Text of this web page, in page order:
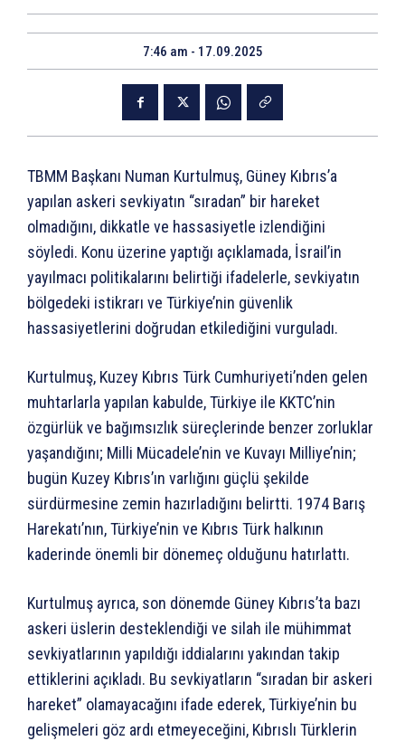
7:46 am - 17.09.2025
TBMM Başkanı Numan Kurtulmuş, Güney Kıbrıs’a
yapılan askeri sevkiyatın “sıradan” bir hareket
olmadığını, dikkatle ve hassasiyetle izlendiğini
söyledi. Konu üzerine yaptığı açıklamada, İsrail’in
yayılmacı politikalarını belirtiği ifadelerle, sevkiyatın
bölgedeki istikrarı ve Türkiye’nin güvenlik
hassasiyetlerini doğrudan etkilediğini vurguladı.
Kurtulmuş, Kuzey Kıbrıs Türk Cumhuriyeti’nden gelen
muhtarlarla yapılan kabulde, Türkiye ile KKTC’nin
özgürlük ve bağımsızlık süreçlerinde benzer zorluklar
yaşandığını; Milli Mücadele’nin ve Kuvayı Milliye’nin;
bugün Kuzey Kıbrıs’ın varlığını güçlü şekilde
sürdürmesine zemin hazırladığını belirtti. 1974 Barış
Harekatı’nın, Türkiye’nin ve Kıbrıs Türk halkının
kaderinde önemli bir dönemeç olduğunu hatırlattı.
Kurtulmuş ayrıca, son dönemde Güney Kıbrıs’ta bazı
askeri üslerin desteklendiği ve silah ile mühimmat
sevkiyatlarının yapıldığı iddialarını yakından takip
ettiklerini açıkladı. Bu sevkiyatların “sıradan bir askeri
hareket” olamayacağını ifade ederek, Türkiye’nin bu
gelişmeleri göz ardı etmeyeceğini, Kıbrıslı Türklerin